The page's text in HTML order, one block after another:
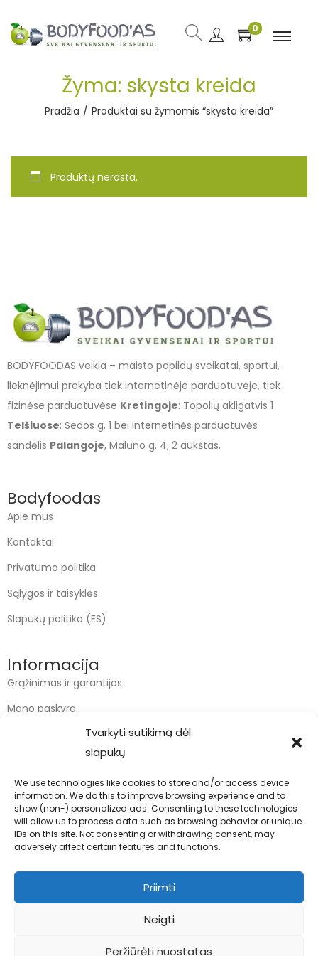
Tvarkyti sutikimą dėl
slapukų
We use technologies like cookies to store and/or access device
information. We do this to improve browsing experience and to
show (non-) personalized ads. Consenting to these technologies
will allow us to process data such as browsing behavior or unique
IDs on this site. Not consenting or withdrawing consent, may
adversely affect certain features and functions.
Priimti
Neigti
Peržiūrėti nuostatas
0
Žyma: skysta kreida
Pradžia / Produktai su žymomis “skysta kreida”
Produktų nerasta.
BODYFOODAS veikla – maisto papildų sveikatai, sportui,
lieknėjimui prekyba tiek internetinėje parduotuvėje, tiek
fizinėse parduotuvėse Kretingoje: Topolių akligatvis 1
Telšiuose: Sedos g. 1 bei internetinės parduotuvės
sandėlis Palangoje, Malūno g. 4, 2 aukštas.
Bodyfoodas
Apie mus
Kontaktai
Privatumo politika
Sąlygos ir taisyklės
Slapukų politika (ES)
Informacija
Grąžinimas ir garantijos
Mano paskyra
Kontaktai
info@bodyfoodas.lt
+370 600 77017
Visos teisės saugomos © Bodyfoodas.lt 2026